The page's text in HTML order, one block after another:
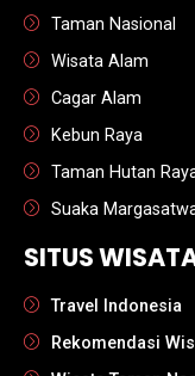
Taman Nasional
Wisata Alam
Cagar Alam
Kebun Raya
Taman Hutan
Suaka
SITUS
Travel Indonesia
Rekomendasi